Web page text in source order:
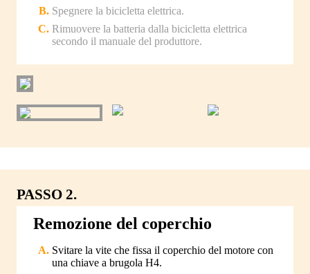
Spegnere la bicicletta elettrica.
Rimuovere la batteria dalla bicicletta elettrica
secondo il manuale del produttore.
PASSO 2.
Remozione del coperchio
Svitare la vite che fissa il coperchio del motore con
una chiave a brugola H4.